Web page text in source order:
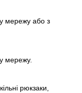
мережу або з
мережу.
рюкзаки,